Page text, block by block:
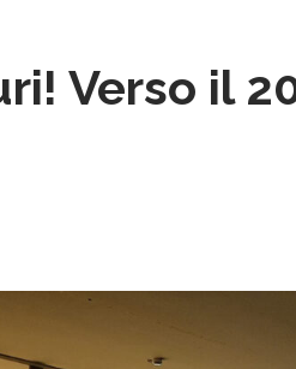
Verso il